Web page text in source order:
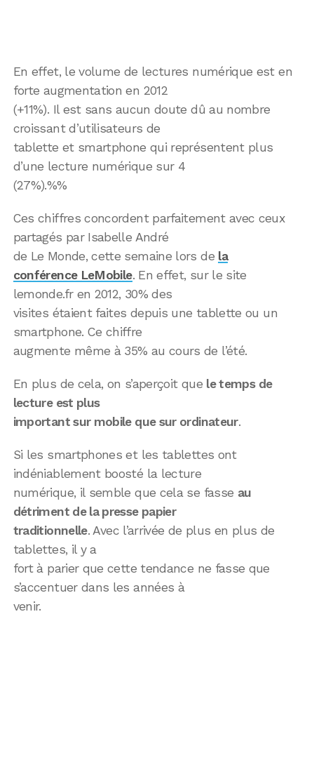
En effet, le volume de lectures numérique est en
forte augmentation en 2012
(+11%). Il est sans aucun doute dû au nombre
croissant d’utilisateurs de
tablette et smartphone qui représentent plus
d’une lecture numérique sur 4
(27%).%%
Ces chiffres concordent parfaitement avec ceux
partagés par Isabelle André
de Le Monde, cette semaine lors de la
conférence LeMobile. En effet, sur le site
lemonde.fr en 2012, 30% des
visites étaient faites depuis une tablette ou un
smartphone. Ce chiffre
augmente même à 35% au cours de l’été.
En plus de cela, on s’aperçoit que le temps de
lecture est plus
important sur mobile que sur ordinateur.
Si les smartphones et les tablettes ont
indéniablement boosté la lecture
numérique, il semble que cela se fasse au
détriment de la presse papier
traditionnelle. Avec l’arrivée de plus en plus de
tablettes, il y a
fort à parier que cette tendance ne fasse que
s’accentuer dans les années à
venir.